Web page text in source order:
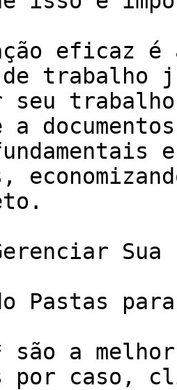
eficaz é
trabalho
seu
a
Sua
Pastas
são a
por caso,